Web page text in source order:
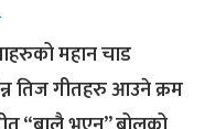
महान चाड
तिज गीतहरु आउने क्रम